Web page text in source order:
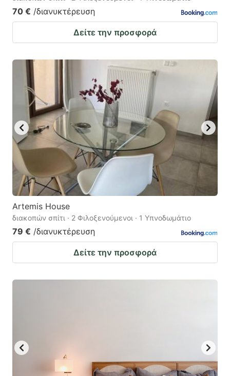
70 € /διανυκτέρευση
Δείτε την προσφορά
Artemis House
διακοπών σπίτι · 2 Φιλοξενούμενοι · 1 Υπνοδωμάτιο
79 € /διανυκτέρευση
Δείτε την προσφορά